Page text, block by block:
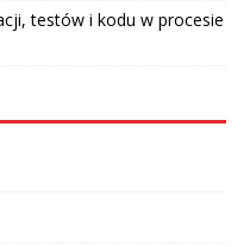
testów i kodu w procesie